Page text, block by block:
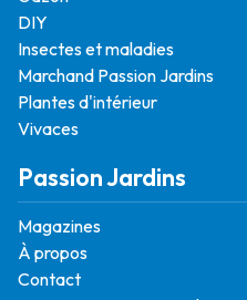
DIY
Insectes et maladies
Marchand Passion Jardins
Plantes d'intérieur
Vivaces
Passion Jardins
Magazines
À propos
Contact